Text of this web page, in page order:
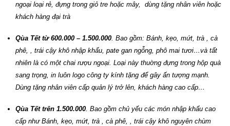
ngoại loại rẻ, đựng trong giỏ tre hoặc mây, dùng tặng nhân viên hoặc
khách hàng đại trà
Qùa Tết từ 600.000 – 1.500.000. Bao gồm: Bánh, kẹo, mứt, trà , cà
phê, , trái cậy khô nhập khẩu, pate gan ngỗng, phô mai tươi…và tất
nhiên là có một chai rượu ngoại. Loại này thuờng đựng trong hộp quà
sang trọng, in luôn logo công ty kính tặng để gây ấn tượng mạnh.
Dùng tặng nhân viên cấp quản lý trở lên, khách hàng cao cấp…
Qùa Tết trên 1.500.000. Bao gồm chủ yếu các món nhập khẩu cao
cấp như Bánh, kẹo, mứt, trà , cà phê, , trái cậy khô nguyên chùm